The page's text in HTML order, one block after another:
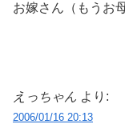
お嫁さん（もうお
えっちゃん より:
2006/01/16 20:13